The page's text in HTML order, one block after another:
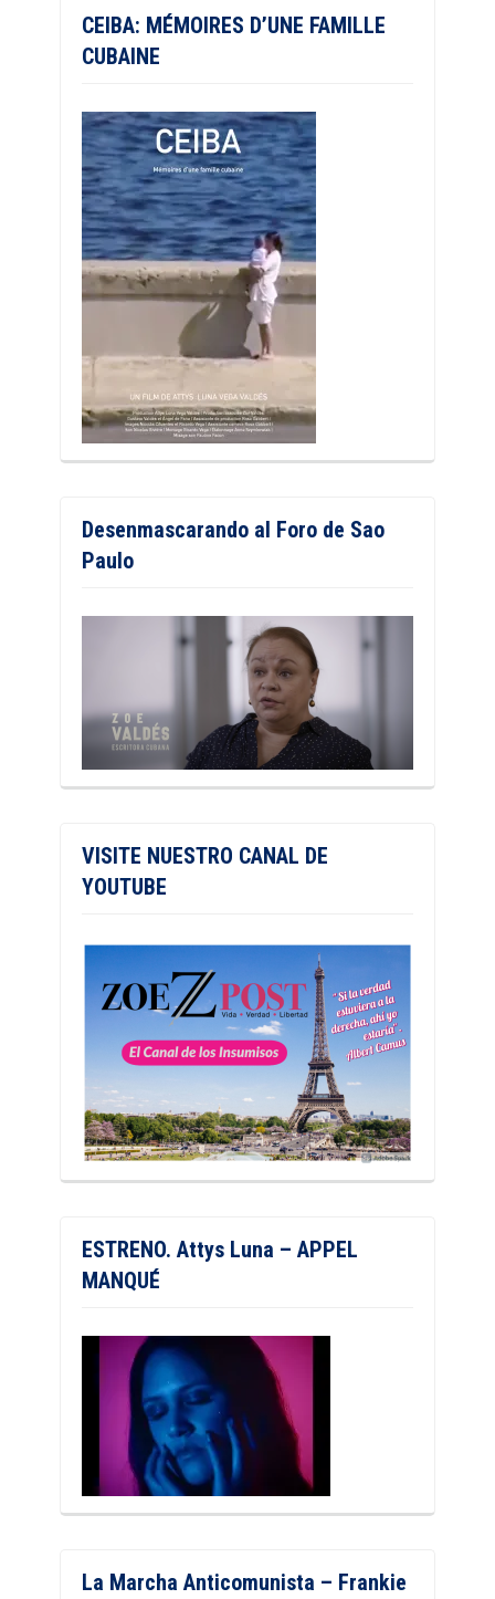
CEIBA: MÉMOIRES D’UNE FAMILLE
CUBAINE
Desenmascarando al Foro de Sao
Paulo
VISITE NUESTRO CANAL DE
YOUTUBE
ESTRENO. Attys Luna – APPEL
MANQUÉ
La Marcha Anticomunista – Frankie